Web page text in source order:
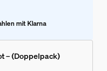
mit Klarna
– (Doppelpack)